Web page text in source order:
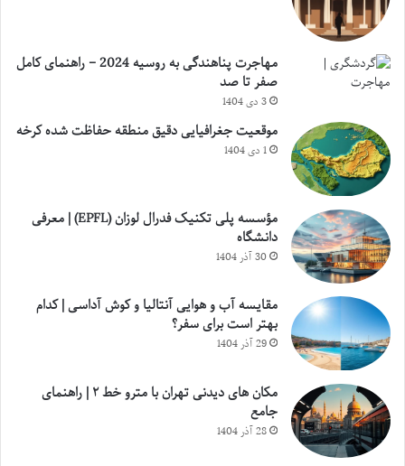
مهاجرت پناهندگی به روسیه 2024 – راهنمای کامل
صفر تا صد
3 دی 1404
موقعیت جغرافیایی دقیق منطقه حفاظت شده کرخه
1 دی 1404
مؤسسه پلی تکنیک فدرال لوزان (EPFL) | معرفی
دانشگاه
30 آذر 1404
مقایسه آب و هوایی آنتالیا و کوش آداسی | کدام
بهتر است برای سفر؟
29 آذر 1404
مکان های دیدنی تهران با مترو خط ۲ | راهنمای
جامع
28 آذر 1404